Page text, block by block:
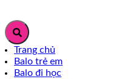
Trang chủ
Balo trẻ em
Balo đi học